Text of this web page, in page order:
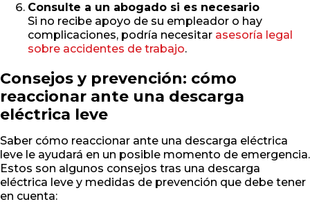
Consulte a un abogado si es necesario
Si no recibe apoyo de su empleador o hay
complicaciones, podría necesitar asesoría legal
sobre accidentes de trabajo.
Consejos y prevención: cómo
reaccionar ante una descarga
eléctrica leve
Saber cómo reaccionar ante una descarga eléctrica
leve le ayudará en un posible momento de emergencia.
Estos son algunos consejos tras una descarga
eléctrica leve y medidas de prevención que debe tener
en cuenta: